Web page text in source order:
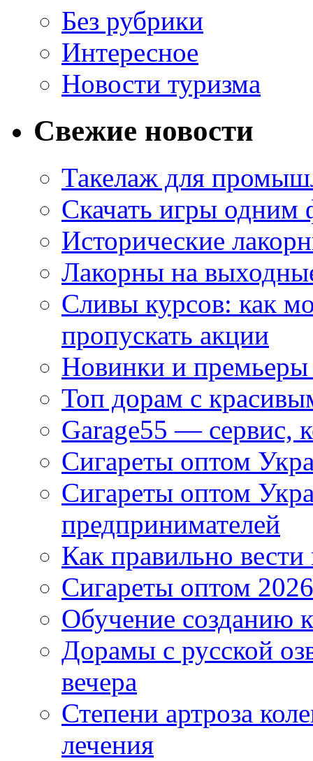
Без рубрики
Интересное
Новости туризма
Свежие новости
Такелаж для
Скачать игры одним
Исторические
Лакорны на
Сливы курсов: как
пропускать акции
Новинки и
Топ дорам с
Garage55 — сервис,
Сигареты оптом
Сигареты оптом
предпринимателей
Как правильно
Сигареты оптом
Обучение созданию
Дорамы с русской
вечера
Степени артроза
лечения